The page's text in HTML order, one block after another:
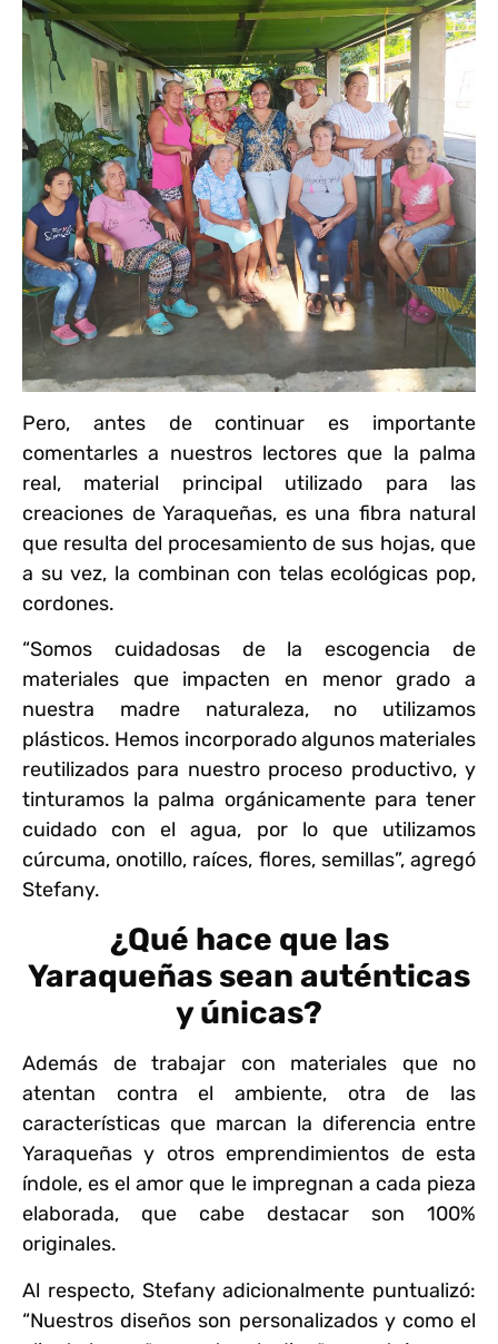
Pero, antes de continuar es importante
comentarles a nuestros lectores que la palma
real, material principal utilizado para las
creaciones de Yaraqueñas, es una fibra natural
que resulta del procesamiento de sus hojas, que
a su vez, la combinan con telas ecológicas pop,
cordones.
“Somos cuidadosas de la escogencia de
materiales que impacten en menor grado a
nuestra madre naturaleza, no utilizamos
plásticos. Hemos incorporado algunos materiales
reutilizados para nuestro proceso productivo, y
tinturamos la palma orgánicamente para tener
cuidado con el agua, por lo que utilizamos
cúrcuma, onotillo, raíces, flores, semillas”, agregó
Stefany.
¿Qué hace que las
Yaraqueñas sean auténticas
y únicas?
Además de trabajar con materiales que no
atentan contra el ambiente, otra de las
características que marcan la diferencia entre
Yaraqueñas y otros emprendimientos de esta
índole, es el amor que le impregnan a cada pieza
elaborada, que cabe destacar son 100%
originales.
Al respecto, Stefany adicionalmente puntualizó:
“Nuestros diseños son personalizados y como el